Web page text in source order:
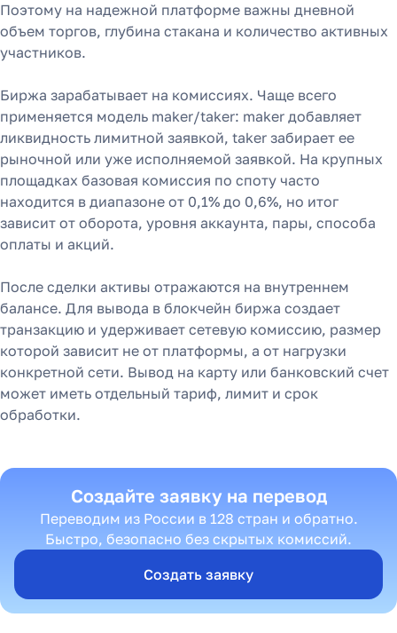
Поэтому на надежной платформе важны дневной
объем торгов, глубина стакана и количество активных
участников.
Биржа зарабатывает на комиссиях. Чаще всего
применяется модель maker/taker: maker добавляет
ликвидность лимитной заявкой, taker забирает ее
рыночной или уже исполняемой заявкой. На крупных
площадках базовая комиссия по споту часто
находится в диапазоне от 0,1% до 0,6%, но итог
зависит от оборота, уровня аккаунта, пары, способа
оплаты и акций.
После сделки активы отражаются на внутреннем
балансе. Для вывода в блокчейн биржа создает
транзакцию и удерживает сетевую комиссию, размер
которой зависит не от платформы, а от нагрузки
конкретной сети. Вывод на карту или банковский счет
может иметь отдельный тариф, лимит и срок
обработки.
Создайте заявку на перевод
Переводим из России в 128 стран и обратно.
Быстро, безопасно без скрытых комиссий.
Создать заявку